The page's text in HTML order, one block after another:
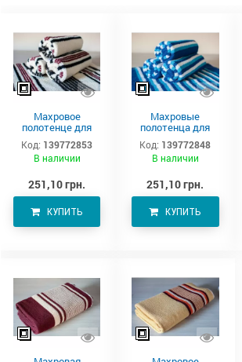
Махровое
полотенце для
тела 150х90 см
Код: 139772853
В наличии
251,10 грн.
КУПИТЬ
Махровые
полотенца для
тела –
производитель
Аватон
Код: 139772848
В наличии
251,10 грн.
КУПИТЬ